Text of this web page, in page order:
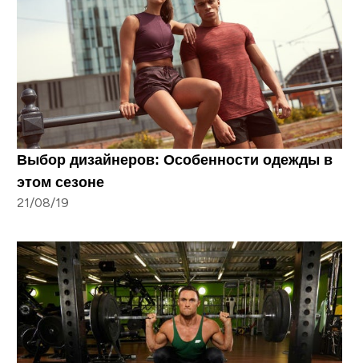
Выбор дизайнеров: Особенности одежды в
этом сезоне
21/08/19